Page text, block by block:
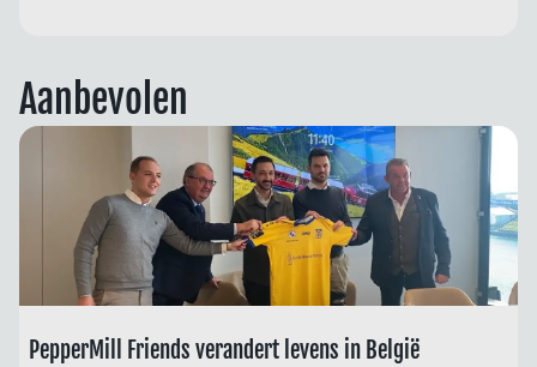
Aanbevolen
PepperMill Friends verandert levens in België